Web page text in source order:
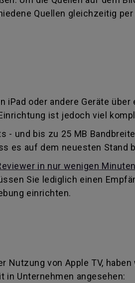
Quellen gleichzeitig
oder andere Geräte über
ist jedoch viel
- und bis zu 25 MB
es auf dem neuesten Stand
in nur wenigen
Sie lediglich einen
einrichten.
von Apple TV, haben
Unternehmen angesehen: